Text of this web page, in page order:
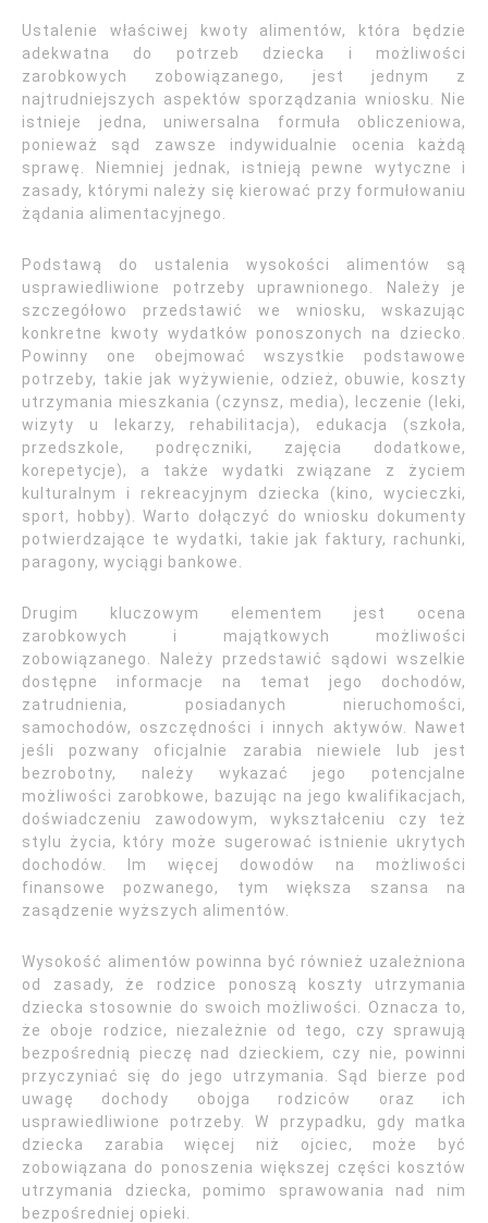
Ustalenie właściwej kwoty alimentów, która będzie
adekwatna do potrzeb dziecka i możliwości
zarobkowych zobowiązanego, jest jednym z
najtrudniejszych aspektów sporządzania wniosku. Nie
istnieje jedna, uniwersalna formuła obliczeniowa,
ponieważ sąd zawsze indywidualnie ocenia każdą
sprawę. Niemniej jednak, istnieją pewne wytyczne i
zasady, którymi należy się kierować przy formułowaniu
żądania alimentacyjnego.
Podstawą do ustalenia wysokości alimentów są
usprawiedliwione potrzeby uprawnionego. Należy je
szczegółowo przedstawić we wniosku, wskazując
konkretne kwoty wydatków ponoszonych na dziecko.
Powinny one obejmować wszystkie podstawowe
potrzeby, takie jak wyżywienie, odzież, obuwie, koszty
utrzymania mieszkania (czynsz, media), leczenie (leki,
wizyty u lekarzy, rehabilitacja), edukacja (szkoła,
przedszkole, podręczniki, zajęcia dodatkowe,
korepetycje), a także wydatki związane z życiem
kulturalnym i rekreacyjnym dziecka (kino, wycieczki,
sport, hobby). Warto dołączyć do wniosku dokumenty
potwierdzające te wydatki, takie jak faktury, rachunki,
paragony, wyciągi bankowe.
Drugim kluczowym elementem jest ocena
zarobkowych i majątkowych możliwości
zobowiązanego. Należy przedstawić sądowi wszelkie
dostępne informacje na temat jego dochodów,
zatrudnienia, posiadanych nieruchomości,
samochodów, oszczędności i innych aktywów. Nawet
jeśli pozwany oficjalnie zarabia niewiele lub jest
bezrobotny, należy wykazać jego potencjalne
możliwości zarobkowe, bazując na jego kwalifikacjach,
doświadczeniu zawodowym, wykształceniu czy też
stylu życia, który może sugerować istnienie ukrytych
dochodów. Im więcej dowodów na możliwości
finansowe pozwanego, tym większa szansa na
zasądzenie wyższych alimentów.
Wysokość alimentów powinna być również uzależniona
od zasady, że rodzice ponoszą koszty utrzymania
dziecka stosownie do swoich możliwości. Oznacza to,
że oboje rodzice, niezależnie od tego, czy sprawują
bezpośrednią pieczę nad dzieckiem, czy nie, powinni
przyczyniać się do jego utrzymania. Sąd bierze pod
uwagę dochody obojga rodziców oraz ich
usprawiedliwione potrzeby. W przypadku, gdy matka
dziecka zarabia więcej niż ojciec, może być
zobowiązana do ponoszenia większej części kosztów
utrzymania dziecka, pomimo sprawowania nad nim
bezpośredniej opieki.